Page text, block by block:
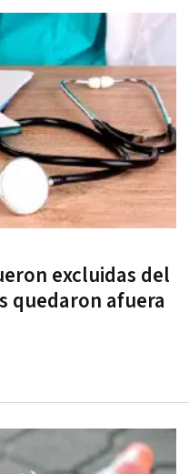
excluidas del
quedaron afuera